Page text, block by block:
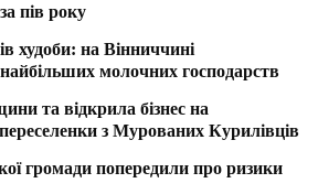
пів року
худоби: на Вінниччині
молочних господарств
та відкрила бізнес на
з Мурованих Курилівців
громади попередили про ризики